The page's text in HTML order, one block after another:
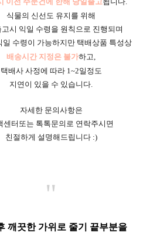
식물의 신선도 유지를 위해
고시 익일 수령을 원칙으로 진행되며
일 수령이 가능하지만 택배상품 특성상
배송시간 지정은 불가하고,
택배사 사정에 따라 1~2일정도
지연이 있을 수 있습니다.
자세한 문의사항은
센터또는 톡톡문의로 연락주시면
친절하게 설명해드립니다 :)
"
깨끗한 가위로 줄기 끝부분을